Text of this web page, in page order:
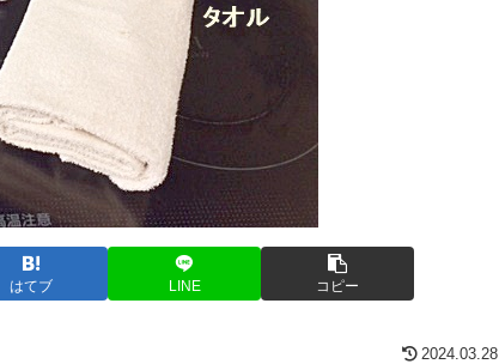
はてブ LINE コピー
2024.03.28